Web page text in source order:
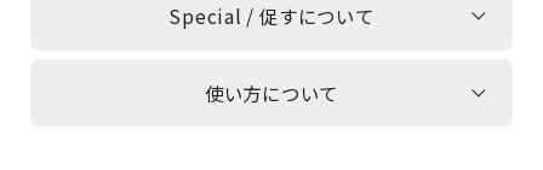
Special / 促すについて
使い方について